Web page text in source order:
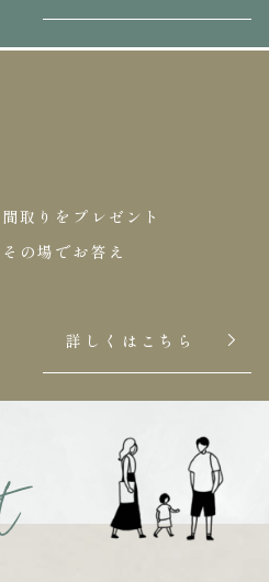
取りをプレゼント
の場でお答え
詳しくはこちら